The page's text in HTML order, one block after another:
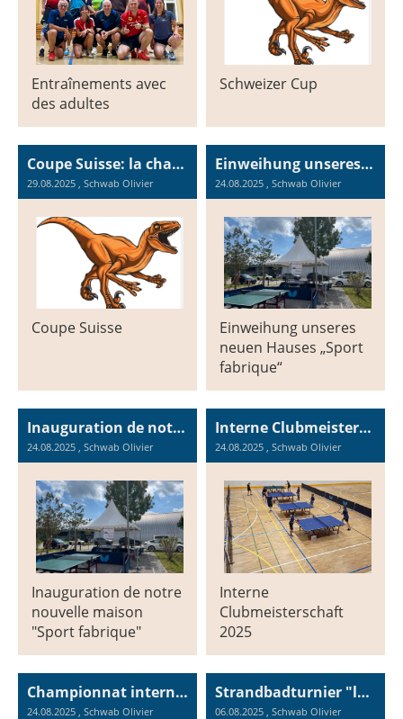
Entraînements avec
des adultes
Schweizer Cup
Coupe Suisse: la chasse aux Raptors est ouverte
29.08.2025 , Schwab Olivier
Coupe Suisse
Einweihung unseres neuen Hauses „Sport fabrique“
24.08.2025 , Schwab Olivier
Einweihung unseres
neuen Hauses „Sport
fabrique“
Inauguration de notre nouvelle maison "Sport fabrique"
24.08.2025 , Schwab Olivier
Inauguration de notre
nouvelle maison
"Sport fabrique"
Interne Clubmeisterschaft 2025
24.08.2025 , Schwab Olivier
Interne
Clubmeisterschaft
2025
Championnat interne du club 2025
24.08.2025 , Schwab Olivier
Strandbadturnier "lakelive"
06.08.2025 , Schwab Olivier